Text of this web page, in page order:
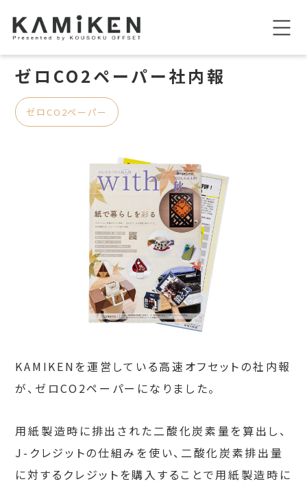
ゼロCO2ペーパー社内報
ゼロCO2ペーパー
KAMIKENを運営している高速オフセットの社内報
が、ゼロCO2ペーパーになりました。
用紙製造時に排出された二酸化炭素量を算出し、
J-クレジットの仕組みを使い、二酸化炭素排出量
に対するクレジットを購入することで用紙製造時に